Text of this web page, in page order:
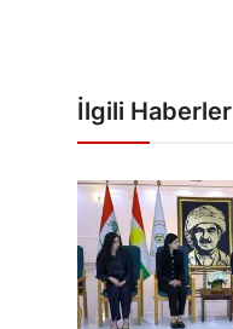
İlgili Haberler